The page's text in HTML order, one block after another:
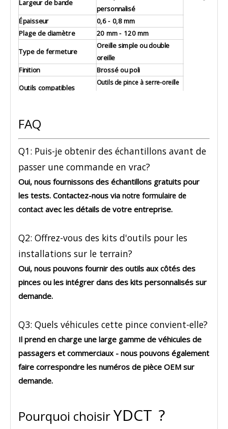
Largeur de bande
personnalisé
Épaisseur
0,6 - 0,8 mm
Plage de diamètre
20 mm - 120 mm
Type de fermeture
Oreille simple ou double
oreille
Finition
Brossé ou poli
Outils compatibles
Outils de pince à serre-oreille
FAQ
Q1: Puis-je obtenir des échantillons avant de
passer une commande en vrac?
Oui, nous fournissons des échantillons gratuits pour
les tests. Contactez-nous via notre formulaire de
contact avec les détails de votre entreprise.
Q2: Offrez-vous des kits d'outils pour les
installations sur le terrain?
Oui, nous pouvons fournir des outils aux côtés des
pinces ou les intégrer dans des kits personnalisés sur
demande.
Q3: Quels véhicules cette pince convient-elle?
Il prend en charge une large gamme de véhicules de
passagers et commerciaux - nous pouvons également
faire correspondre les numéros de pièce OEM sur
demande.
Pourquoi choisirYDCT ?